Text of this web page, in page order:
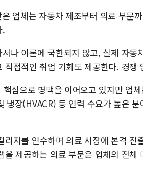
업체는 자동차 제조부터 의료 부문
.
나 이론에 국한되지 않고, 실제 자동
직접적인 취업 기회도 제공한다. 경쟁
심으로 명맥을 이어오고 있지만 업
냉장(HVACR) 등 인력 수요가 높은
지를 인수하며 의료 시장에 본격 진
을 제공하는 의료 부문은 업체의 전체